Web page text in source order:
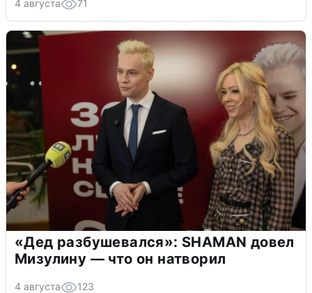
4 августа 71
«Дед разбушевался»: SHAMAN довел
Мизулину — что он натворил
4 августа 123